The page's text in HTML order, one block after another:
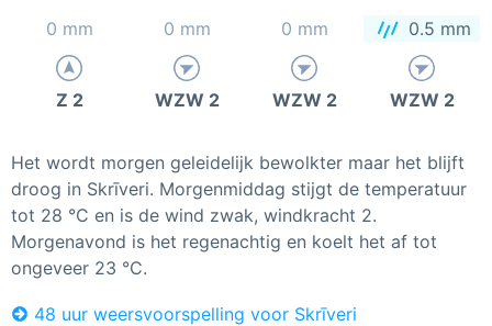
0 mm 0 mm 0 mm 0.5 mm
Z 2 WZW 2 WZW 2 WZW 2
Het wordt morgen geleidelijk bewolkter maar het blijft
droog in Skrīveri. Morgenmiddag stijgt de temperatuur
tot 28 °C en is de wind zwak, windkracht 2.
Morgenavond is het regenachtig en koelt het af tot
ongeveer 23 °C.
48 uur weersvoorspelling voor Skrīveri